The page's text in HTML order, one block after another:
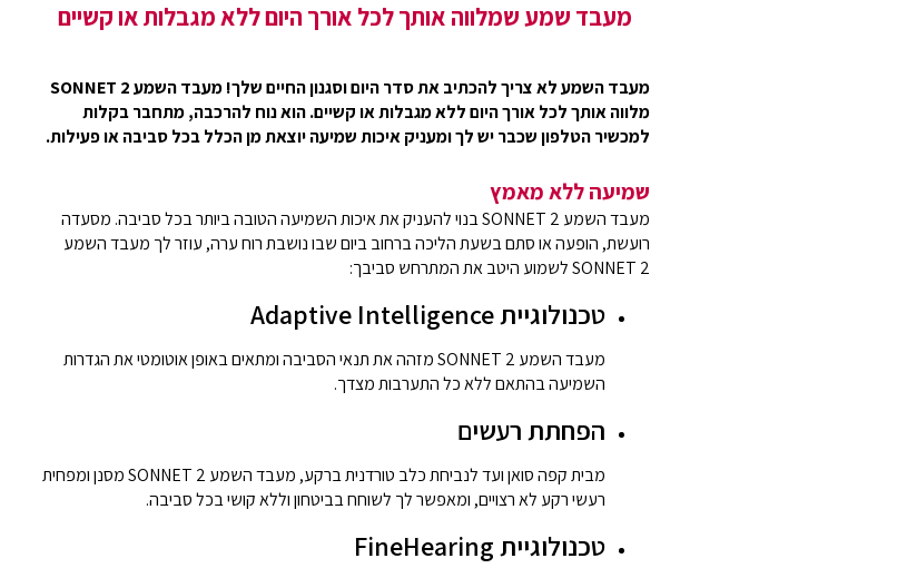
מעבד שמע שמלווה אותך לכל אורך היום ללא מגבלות או קשיים​
מעבד השמע לא צריך להכתיב את סדר היום וסגנון החיים שלך! מעבד השמע SONNET 2
מלווה אותך לכל אורך היום ללא מגבלות או קשיים. הוא נוח להרכבה, מתחבר בקלות
למכשיר הטלפון שכבר יש לך ומעניק איכות שמיעה יוצאת מן הכלל בכל סביבה או פעילות.
שמיעה ללא מאמץ
מעבד השמע SONNET 2 בנוי להעניק את איכות השמיעה הטובה ביותר בכל סביבה. מסעדה
רועשת, הופעה או סתם בשעת הליכה ברחוב ביום שבו נושבת רוח ערה, עוזר לך מעבד השמע
SONNET 2 לשמוע היטב את המתרחש סביבך:
טכנולוגיית Adaptive Intelligence
מעבד השמע SONNET 2 מזהה את תנאי הסביבה ומתאים באופן אוטומטי את הגדרות
השמיעה בהתאם ללא כל התערבות מצדך.
הפחתת רעשים
מבית קפה סואן ועד לנביחת כלב טורדנית ברקע, מעבד השמע SONNET 2 מסנן ומפחית
רעשי רקע לא רצויים, ומאפשר לך לשוחח בביטחון וללא קושי בכל סביבה.
טכנולוגיית FineHearing